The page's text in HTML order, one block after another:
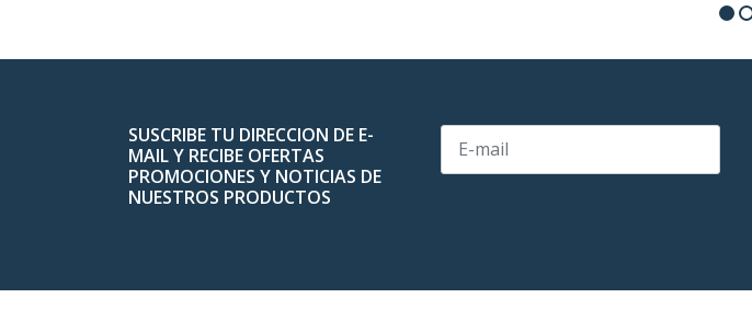
SUSCRIBE TU DIRECCION DE E-
MAIL Y RECIBE OFERTAS
PROMOCIONES Y NOTICIAS DE
NUESTROS PRODUCTOS